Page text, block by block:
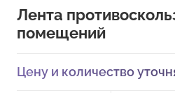
Лента
помещений
Цену и количество